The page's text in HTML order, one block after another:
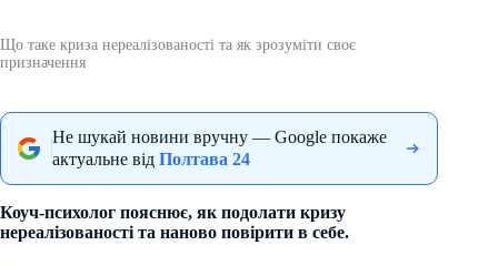
Що таке криза нереалізованості та як зрозуміти своє
призначення
Не шукай новини вручну — Google покаже
актуальне від Полтава 24
Коуч-психолог пояснює, як подолати кризу
нереалізованості та наново повірити в себе.